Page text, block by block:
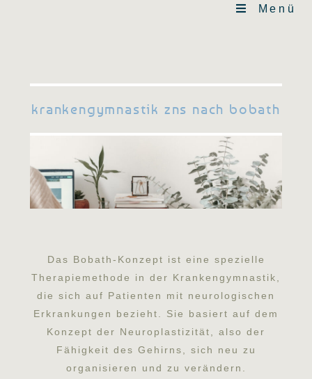
Menü
krankengymnastik zns nach bobath
Das Bobath-Konzept ist eine spezielle
Therapiemethode in der Krankengymnastik,
die sich auf Patienten mit neurologischen
Erkrankungen bezieht. Sie basiert auf dem
Konzept der Neuroplastizität, also der
Fähigkeit des Gehirns, sich neu zu
organisieren und zu verändern.